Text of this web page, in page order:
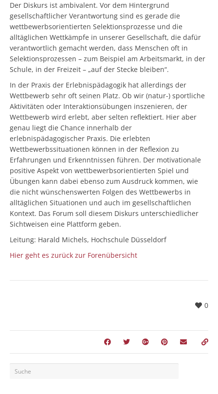
Der Diskurs ist ambivalent. Vor dem Hintergrund
gesellschaftlicher Verantwortung sind es gerade die
wettbewerbsorientierten Selektionsprozesse und die
alltäglichen Wettkämpfe in unserer Gesellschaft, die dafür
verantwortlich gemacht werden, dass Menschen oft in
Selektionsprozessen – zum Beispiel am Arbeitsmarkt, in der
Schule, in der Freizeit – „auf der Stecke bleiben“.
In der Praxis der Erlebnispädagogik hat allerdings der
Wettbewerb sehr oft seinen Platz. Ob wir (natur-) sportliche
Aktivitäten oder Interaktionsübungen inszenieren, der
Wettbewerb wird erlebt, aber selten reflektiert. Hier aber
genau liegt die Chance innerhalb der
erlebnispädagogischer Praxis. Die erlebten
Wettbewerbssituationen können in der Reflexion zu
Erfahrungen und Erkenntnissen führen. Der motivationale
positive Aspekt von wettbewerbsorientierten Spiel und
Übungen kann dabei ebenso zum Ausdruck kommen, wie
die nicht wünschenswerten Folgen des Wettbewerbs in
alltäglichen Situationen und auch im gesellschaftlichen
Kontext. Das Forum soll diesem Diskurs unterschiedlicher
Sichtweisen eine Plattform geben.
Leitung: Harald Michels, Hochschule Düsseldorf
Hier geht es zurück zur Forenübersicht
0